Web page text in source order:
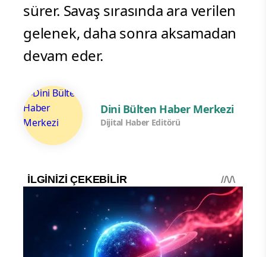
sürer. Savaş sırasında ara verilen
gelenek, daha sonra aksamadan
devam eder.
Dini Bülten Haber Merkezi
Dijital Haber Editörü